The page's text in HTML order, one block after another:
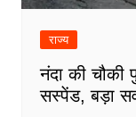
राज्य
नंदा की चौकी
सस्पेंड, बड़ा